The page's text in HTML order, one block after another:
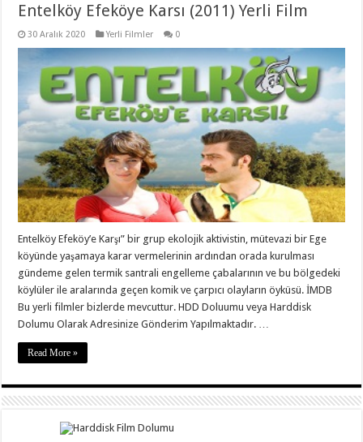
Entelköy Efeköye Karsı (2011) Yerli Film
30 Aralık 2020 Yerli Filmler 0
Entelköy Efeköy’e Karşı” bir grup ekolojik aktivistin, mütevazi bir Ege
köyünde yaşamaya karar vermelerinin ardından orada kurulması
gündeme gelen termik santrali engelleme çabalarının ve bu bölgedeki
köylüler ile aralarında geçen komik ve çarpıcı olayların öyküsü. İMDB
Bu yerli filmler bizlerde mevcuttur. HDD Doluumu veya Harddisk
Dolumu Olarak Adresinize Gönderim Yapılmaktadır. …
Read More »